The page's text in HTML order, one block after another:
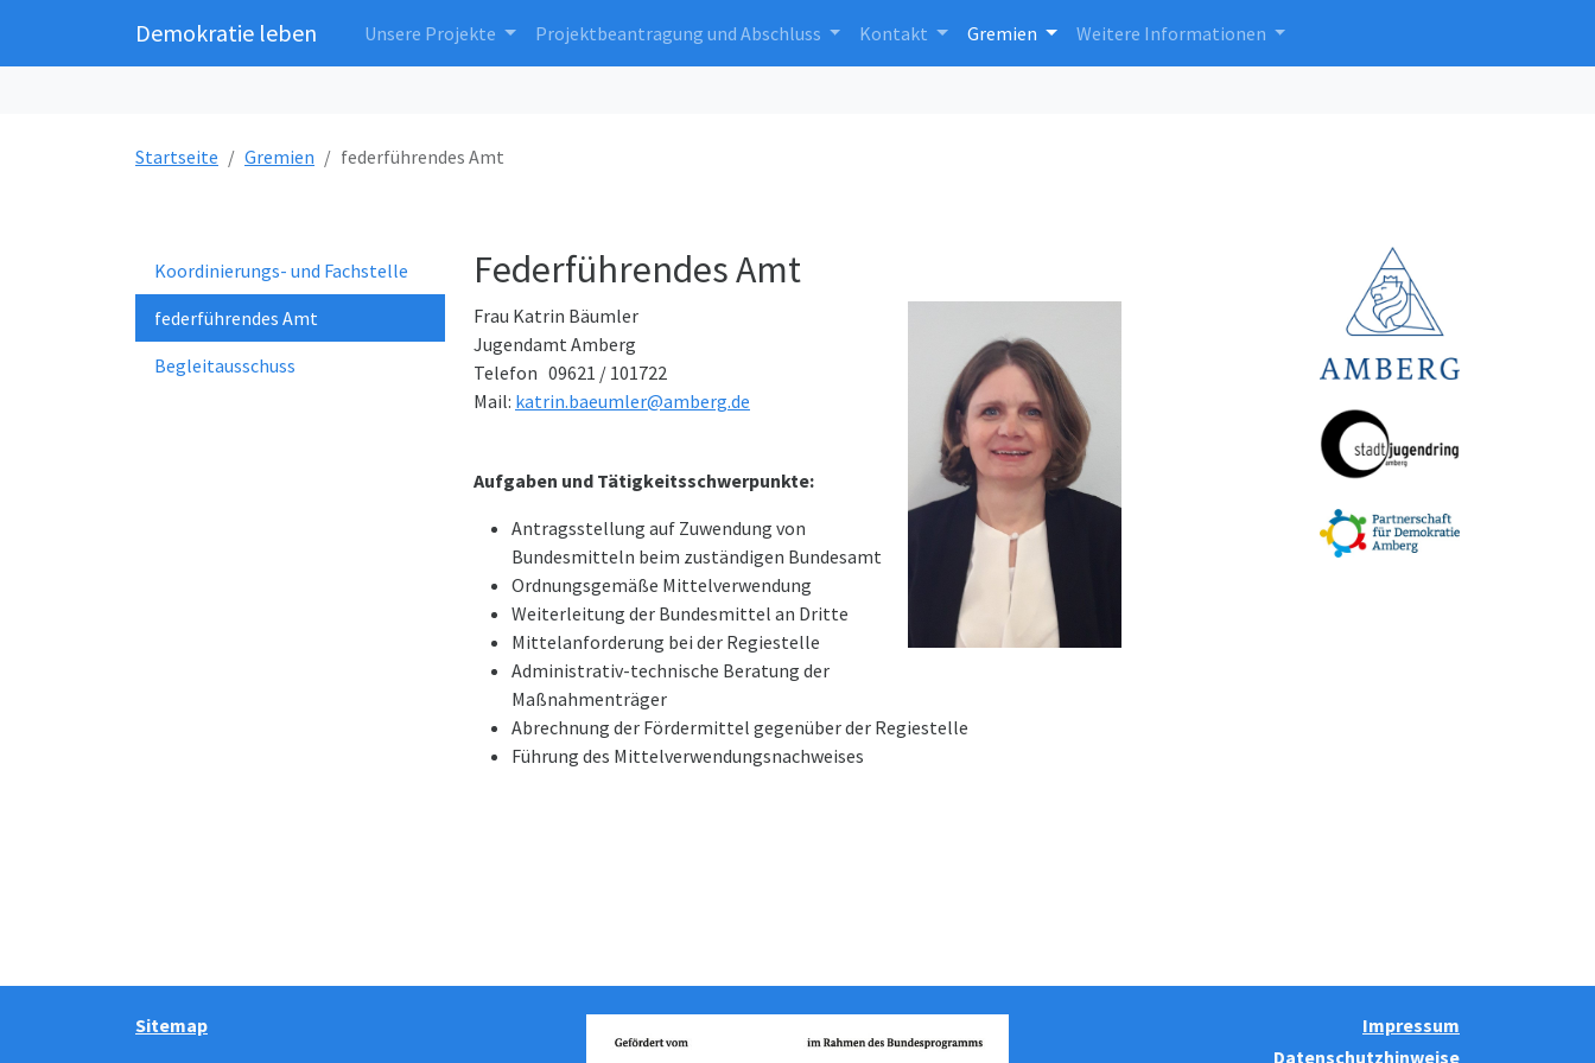
Demokratie leben Unsere Projekte Projektbeantragung und Abschluss Kontakt Gremien Weitere Informationen
Startseite Gremien federführendes Amt
Koordinierungs- und Fachstelle
federführendes Amt
Begleitausschuss
Federführendes Amt
Frau Katrin Bäumler
Jugendamt Amberg
Telefon 09621 / 101722
Mail: katrin.baeumler@amberg.de
Aufgaben und Tätigkeitsschwerpunkte:
Antragsstellung auf Zuwendung von
Bundesmitteln beim zuständigen Bundesamt
Ordnungsgemäße Mittelverwendung
Weiterleitung der Bundesmittel an Dritte
Mittelanforderung bei der Regiestelle
Administrativ-technische Beratung der
Maßnahmenträger
Abrechnung der Fördermittel gegenüber der Regiestelle
Führung des Mittelverwendungsnachweises
Sitemap
Impressum
Datenschutzhinweise